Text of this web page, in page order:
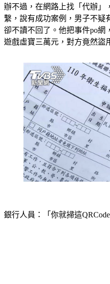
辦不過，在網路上找「代辦」
繫，說有成功案例，男子不疑
卻不讀不回了。他把事件po網
遊戲虛寶三萬元，對方竟然盜
銀行人員：「你就掃這